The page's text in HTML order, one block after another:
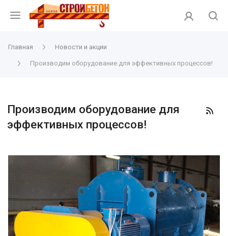
Главная Новости и акции
Производим оборудование для эффективных процессов!
Производим оборудование для
эффективных процессов!